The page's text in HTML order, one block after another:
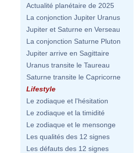
Actualité planétaire de 2025
La conjonction Jupiter Uranus
Jupiter et Saturne en Verseau
La conjonction Saturne Pluton
Jupiter arrive en Sagittaire
Uranus transite le Taureau
Saturne transite le Capricorne
Lifestyle
Le zodiaque et l'hésitation
Le zodiaque et la timidité
Le zodiaque et le mensonge
Les qualités des 12 signes
Les défauts des 12 signes